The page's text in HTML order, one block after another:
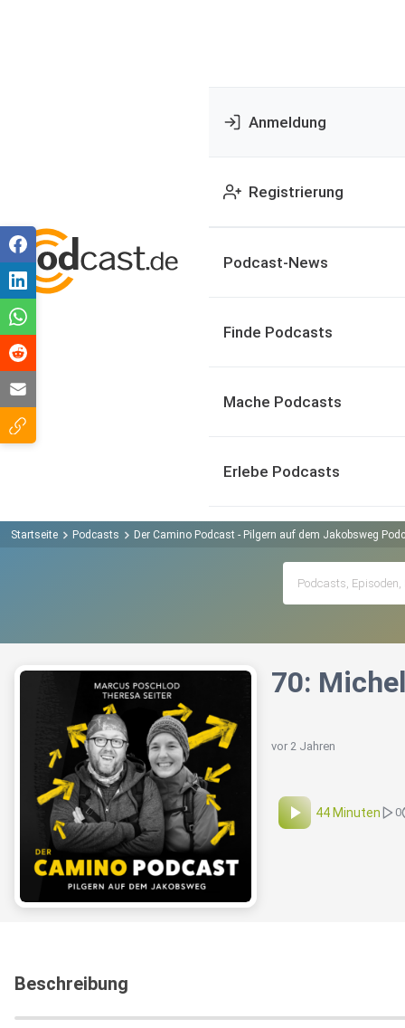
Anmeldung
Registrierung
Podcast-News
Finde Podcasts
Mache Podcasts
Erlebe Podcasts
Startseite Podcasts Der Camino Podcast - Pilgern auf dem Jakobsweg
70:
vor 2 Jahren
44 Minuten 0
Beschreibung